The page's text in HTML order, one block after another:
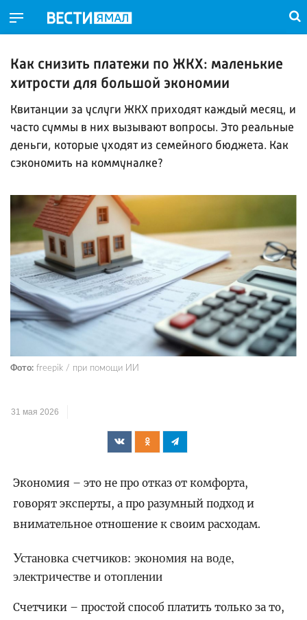
Как снизить платежи по ЖКХ: маленькие
хитрости для большой экономии
Квитанции за услуги ЖКХ приходят каждый месяц, и
часто суммы в них вызывают вопросы. Это реальные
деньги, которые уходят из семейного бюджета. Как
сэкономить на коммуналке?
Фото: freepik / при помощи ИИ
31 мая 2026
Экономия – это не про отказ от комфорта,
говорят эксперты, а про разумный подход и
внимательное отношение к своим расходам.
Установка счетчиков: экономия на воде,
электричестве и отоплении
Счетчики – простой способ платить только за то,